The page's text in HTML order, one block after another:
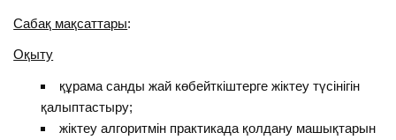
Сабақ мақсаттары:
Оқыту
құрама санды жай көбейткіштерге жіктеу түсінігін
қалыптастыру;
жіктеу алгоритмін практикада қолдану машықтарын